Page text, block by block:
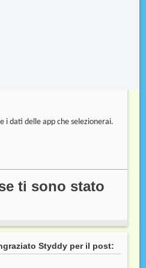
i dati delle app che selezionerai.
ti sono stato
Styddy per il post: